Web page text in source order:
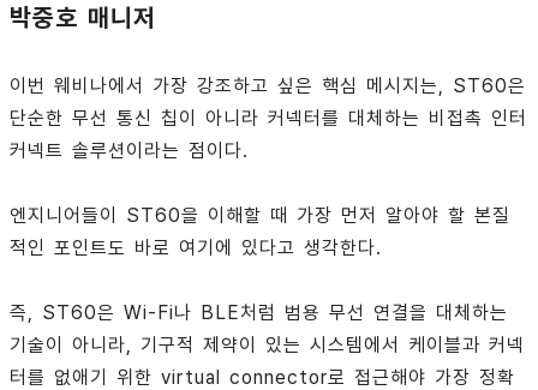
박중호 매니저
이번 웨비나에서 가장 강조하고 싶은 핵심 메시지는, ST60은
단순한 무선 통신 칩이 아니라 커넥터를 대체하는 비접촉 인터
커넥트 솔루션이라는 점이다.
엔지니어들이 ST60을 이해할 때 가장 먼저 알아야 할 본질
적인 포인트도 바로 여기에 있다고 생각한다.
즉, ST60은 Wi-Fi나 BLE처럼 범용 무선 연결을 대체하는
기술이 아니라, 기구적 제약이 있는 시스템에서 케이블과 커넥
터를 없애기 위한 virtual connector로 접근해야 가장 정확